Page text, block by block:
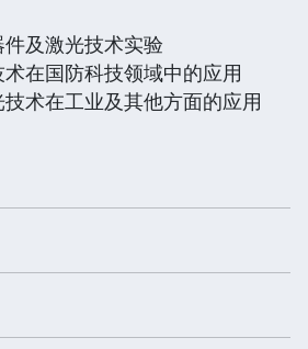
及激光技术实验
在国防科技领域中的应用
术在工业及其他方面的应用